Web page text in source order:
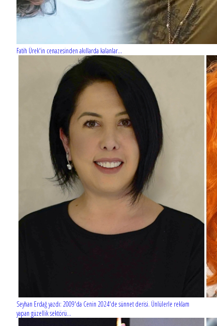
Fatih Ürek'in cenazesinden akıllarda kalanlar...
Seyhan Erdağ yazdı: 2009'da Cenin 2024'de sünnet derisi. Ünlülerle reklam
yapan güzellik sektörü...